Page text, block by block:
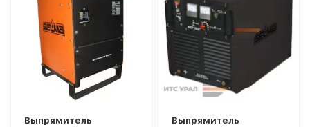
Выпрямитель
Выпрямитель